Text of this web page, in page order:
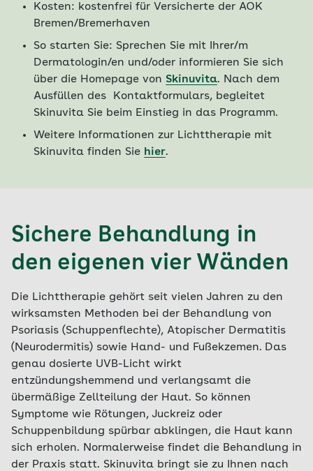
Kosten: kostenfrei für Versicherte der AOK
Bremen/Bremerhaven
So starten Sie: Sprechen Sie mit Ihrer/m
Dermatologin/en und/oder informieren Sie sich
über die Homepage von Skinuvita. Nach dem
Ausfüllen des Kontaktformulars, begleitet
Skinuvita Sie beim Einstieg in das Programm.
Weitere Informationen zur Lichttherapie mit
Skinuvita finden Sie hier.
Sichere Behandlung in
den eigenen vier Wänden
Die Lichttherapie gehört seit vielen Jahren zu den
wirksamsten Methoden bei der Behandlung von
Psoriasis (Schuppenflechte), Atopischer Dermatitis
(Neurodermitis) sowie Hand- und Fußekzemen. Das
genau dosierte UVB-Licht wirkt
entzündungshemmend und verlangsamt die
übermäßige Zellteilung der Haut. So können
Symptome wie Rötungen, Juckreiz oder
Schuppenbildung spürbar abklingen, die Haut kann
sich erholen. Normalerweise findet die Behandlung in
der Praxis statt. Skinuvita bringt sie zu Ihnen nach